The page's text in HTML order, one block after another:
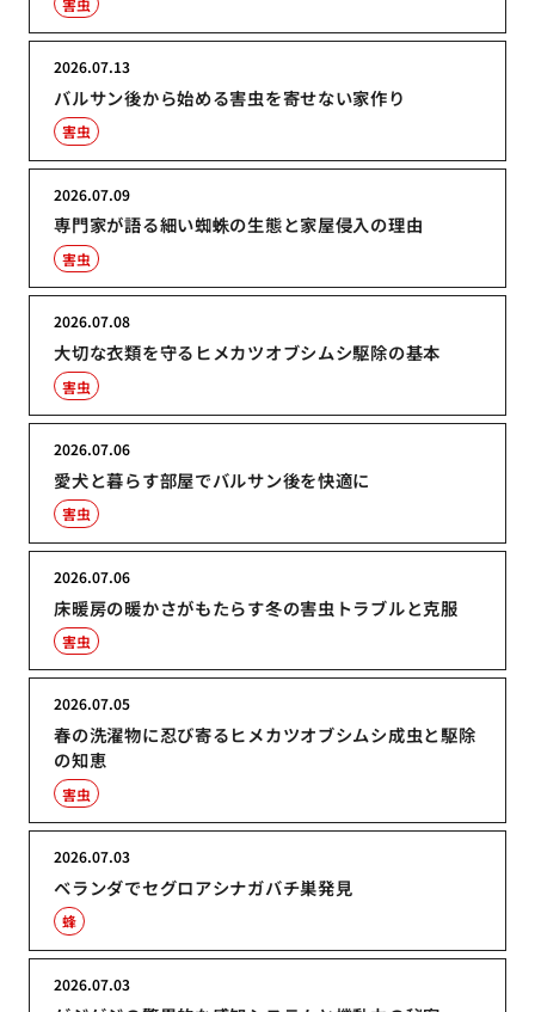
バルサン後から始める害虫を寄せない家作り
2026.07.13
害虫
専門家が語る細い蜘蛛の生態と家屋侵入の理由
2026.07.09
害虫
大切な衣類を守るヒメカツオブシムシ駆除の基本
2026.07.08
害虫
愛犬と暮らす部屋でバルサン後を快適に
2026.07.06
害虫
床暖房の暖かさがもたらす冬の害虫トラブルと克服
2026.07.06
害虫
春の洗濯物に忍び寄るヒメカツオブシムシ成虫と駆除
の知恵
2026.07.05
害虫
ベランダでセグロアシナガバチ巣発見
2026.07.03
蜂
2026.07.03